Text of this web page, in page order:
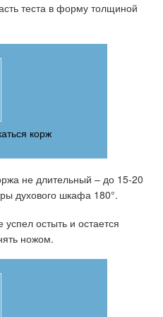
теста в форму толщиной
корж
не длительный – до 15-20
духового шкафа 180°.
остыть и остается
ножом.